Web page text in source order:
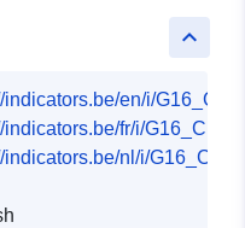
keyboard_arrow_up
indicators.be/en/i/G16_CPI/
indicators.be/fr/i/G16_CPI/fr
indicators.be/nl/i/G16_CPI/